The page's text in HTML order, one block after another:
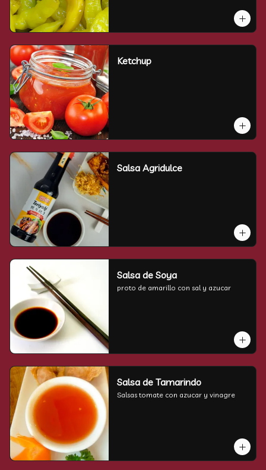
Ketchup
Salsa Agridulce
Salsa de Soya
proto de amarillo con sal y azucar
Salsa de Tamarindo
Salsas tomate con azucar y vinagre